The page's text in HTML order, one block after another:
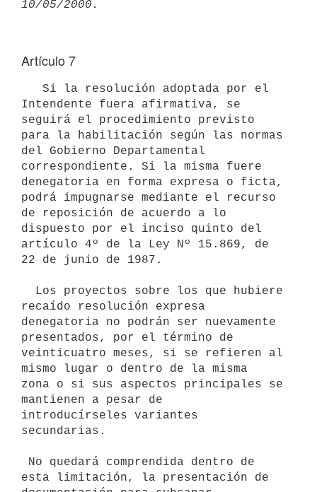
Artículo 7
Intendente fuera afirmativa, se
seguirá el procedimiento previsto
para la habilitación según las normas
del Gobierno Departamental
correspondiente. Si la misma fuere
denegatoria en forma expresa o ficta,
podrá impugnarse mediante el recurso
de reposición de acuerdo a lo
dispuesto por el inciso quinto del
artículo 4º de la Ley Nº 15.869, de
22 de junio de 1987.
recaído resolución expresa
denegatoria no podrán ser nuevamente
presentados, por el término de
veinticuatro meses, si se refieren al
mismo lugar o dentro de la misma
zona o si sus aspectos principales se
mantienen a pesar de
introducírseles variantes
secundarias.
esta limitación, la presentación de